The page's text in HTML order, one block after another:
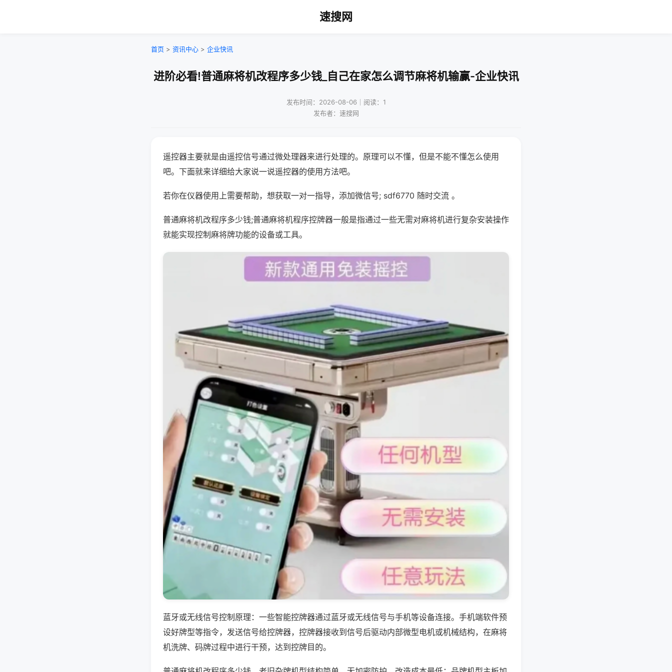
速搜网
首页 > 资讯中心 > 企业快讯
进阶必看!普通麻将机改程序多少钱_自己在家怎么调节麻将机输赢-企业快讯
发布时间：2026-08-06｜阅读：1
发布者：速搜网
遥控器主要就是由遥控信号通过微处理器来进行处理的。原理可以不懂，但是不能不懂怎么使用
吧。下面就来详细给大家说一说遥控器的使用方法吧。
若你在仪器使用上需要帮助，想获取一对一指导，添加微信号; sdf6770 随时交流 。
普通麻将机改程序多少钱;普通麻将机程序控牌器一般是指通过一些无需对麻将机进行复杂安装操作
就能实现控制麻将牌功能的设备或工具。
蓝牙或无线信号控制原理：一些智能控牌器通过蓝牙或无线信号与手机等设备连接。手机端软件预
设好牌型等指令，发送信号给控牌器，控牌器接收到信号后驱动内部微型电机或机械结构，在麻将
机洗牌、码牌过程中进行干预，达到控牌目的。